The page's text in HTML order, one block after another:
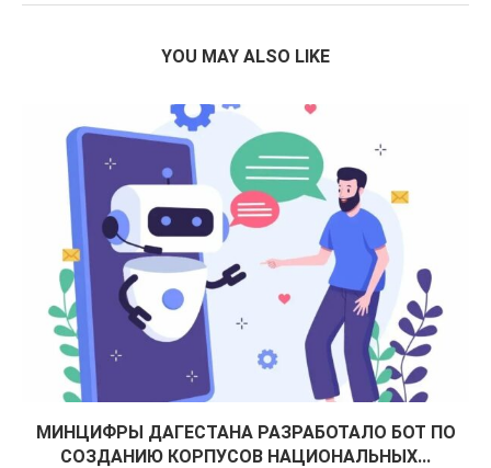
YOU MAY ALSO LIKE
МИНЦИФРЫ ДАГЕСТАНА РАЗРАБОТАЛО БОТ ПО
СОЗДАНИЮ КОРПУСОВ НАЦИОНАЛЬНЫХ...